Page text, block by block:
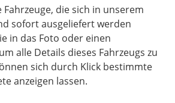
Fahrzeuge, die sich in unserem
sofort ausgeliefert werden
in das Foto oder einen
alle Details dieses Fahrzeugs zu
sich durch Klick bestimmte
anzeigen lassen.